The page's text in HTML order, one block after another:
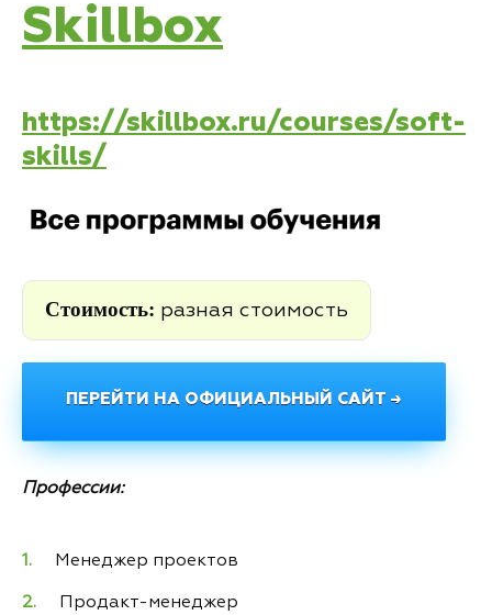
Skillbox
https://skillbox.ru/courses/soft-
skills/
Стоимость: разная стоимость
ПЕРЕЙТИ НА ОФИЦИАЛЬНЫЙ САЙТ →
Профессии:
Менеджер проектов
Продакт-менеджер